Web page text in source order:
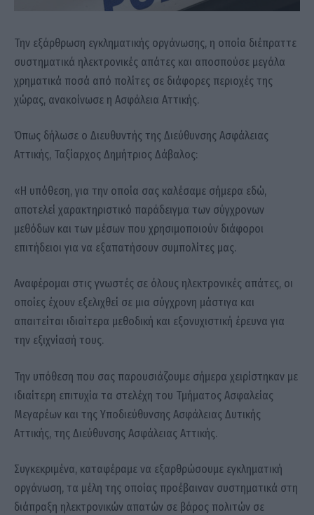
Την εξάρθρωση εγκληματικής οργάνωσης, η οποία διέπραττε
συστηματικά ηλεκτρονικές απάτες και αποσπούσε μεγάλα
χρηματικά ποσά από πολίτες σε διάφορες περιοχές της
χώρας, ανακοίνωσε η Ασφάλεια Αττικής.
Όπως δήλωσε ο Διευθυντής της Διεύθυνσης Ασφάλειας
Αττικής, Ταξίαρχος Δημήτριος Δάβαλος:
«Η υπόθεση, για την οποία σας καλέσαμε σήμερα εδώ,
αποτελεί χαρακτηριστικό παράδειγμα των σύγχρονων
μεθόδων και των μέσων που χρησιμοποιούν διάφοροι
επιτήδειοι για να εξαπατήσουν συμπολίτες μας.
Αναφέρομαι στις γνωστές σε όλους ηλεκτρονικές απάτες, οι
οποίες έχουν εξελιχθεί σε μια σύγχρονη μάστιγα και
απαιτείται ιδιαίτερα μεθοδική και εξονυχιστική έρευνα για
την εξιχνίασή τους.
Την υπόθεση που σας παρουσιάζουμε σήμερα χειρίστηκαν με
ιδιαίτερη επιτυχία τα στελέχη του Τμήματος Ασφαλείας
Μεγαρέων και της Υποδιεύθυνσης Ασφάλειας Δυτικής
Αττικής, της Διεύθυνσης Ασφάλειας Αττικής.
Συγκεκριμένα, καταφέραμε να εξαρθρώσουμε εγκληματική
οργάνωση, τα μέλη της οποίας προέβαιναν συστηματικά στη
διάπραξη ηλεκτρονικών απατών σε βάρος πολιτών σε